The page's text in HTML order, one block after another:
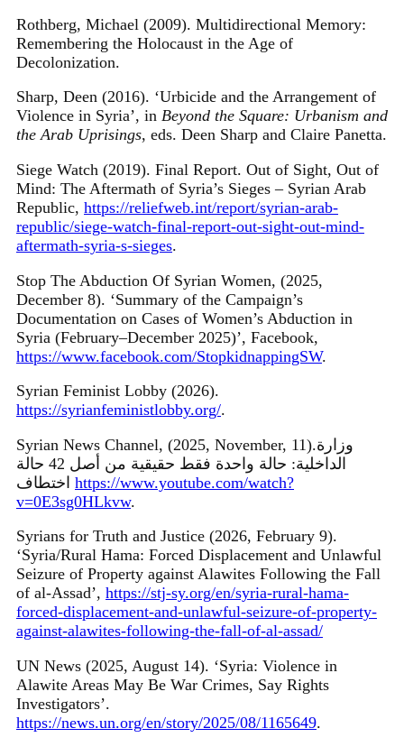
Rothberg, Michael (2009). Multidirectional Memory:
Remembering the Holocaust in the Age of
Decolonization.
Sharp, Deen (2016). ‘Urbicide and the Arrangement of
Violence in Syria’, in Beyond the Square: Urbanism and
the Arab Uprisings, eds. Deen Sharp and Claire Panetta.
Siege Watch (2019). Final Report. Out of Sight, Out of
Mind: The Aftermath of Syria’s Sieges – Syrian Arab
Republic, https://reliefweb.int/report/syrian-arab-
republic/siege-watch-final-report-out-sight-out-mind-
aftermath-syria-s-sieges.
Stop The Abduction Of Syrian Women, (2025,
December 8). ‘Summary of the Campaign’s
Documentation on Cases of Women’s Abduction in
Syria (February–December 2025)’, Facebook,
https://www.facebook.com/StopkidnappingSW.
Syrian Feminist Lobby (2026).
https://syrianfeministlobby.org/.
Syrian News Channel, (2025, November, 11).وزارة
الداخلية: حالة واحدة فقط حقيقية من أصل 42 حالة
https://www.youtube.com/watch?
v=0E3sg0HLkvw.
Syrians for Truth and Justice (2026, February 9).
‘Syria/Rural Hama: Forced Displacement and Unlawful
Seizure of Property against Alawites Following the Fall
of al-Assad’, https://stj-sy.org/en/syria-rural-hama-
forced-displacement-and-unlawful-seizure-of-property-
against-alawites-following-the-fall-of-al-assad/
UN News (2025, August 14). ‘Syria: Violence in
Alawite Areas May Be War Crimes, Say Rights
Investigators’.
https://news.un.org/en/story/2025/08/1165649.